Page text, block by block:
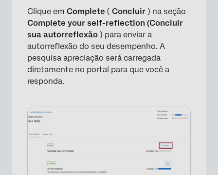
Clique em Complete ( Concluir ) na seção
Complete your self-reflection (Concluir
sua autorreflexão ) para enviar a
autorreflexão do seu desempenho. A
pesquisa apreciação será carregada
diretamente no portal para que você a
responda.